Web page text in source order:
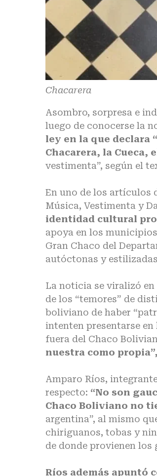
Chacarera
Asombro, sorpresa e
luego de conocerse la
ley en la que declara
Chacarera, la Cueca,
vestimenta”, según el
En uno de los artículos
Música, Vestimenta y
identidad cultural
apoya en los
Gran Chaco del
autóctonas y
La noticia se viralizó
de los “temores” de
boliviano de haber
intenten presentarse en
fuera del Chaco
nuestra como propia”,
Amparo Ríos,
respecto: “No son
Chaco Boliviano no
argentina”, al mismo
chiriguanos, tobas y
de donde provienen los
Ríos además apuntó